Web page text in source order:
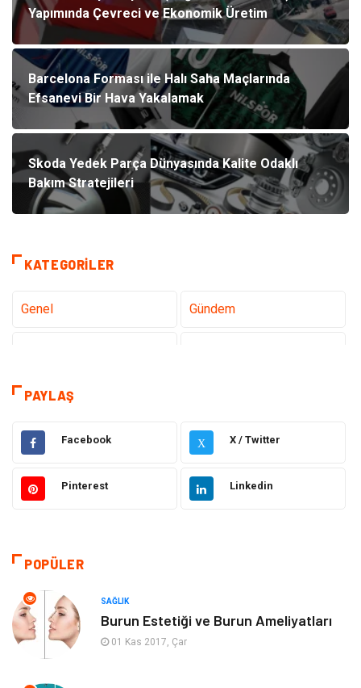
Yapımında Çevreci ve Ekonomik Üretim
Barcelona Forması ile Halı Saha Maçlarında
Efsanevi Bir Hava Yakalamak
Skoda Yedek Parça Dünyasında Kalite Odaklı
Bakım Stratejileri
KATEGORILER
Genel Gündem
Sağlık
Gıda Alışveriş
Makine Eğitim Kurumları
Hukuk
Eğitim & Kariyer
Yapı İnşaat
Turizm
PAYLAŞ
Facebook X X / Twitter
Pinterest Linkedin
POPÜLER
SAĞLIK
Burun Estetiği ve Burun Ameliyatları
01 Kas 2017, Çar